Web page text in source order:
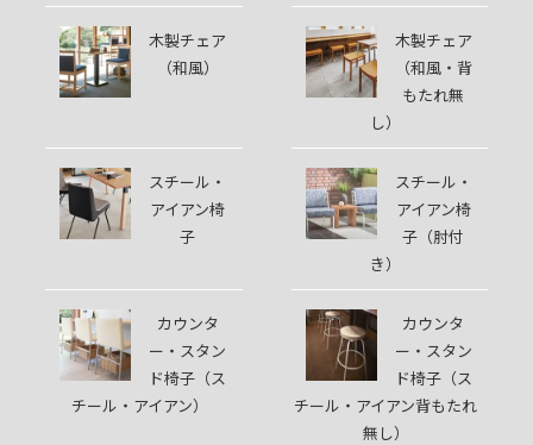
木製チェア
（和風）
木製チェア
（和風・背
もたれ無
し）
スチール・
アイアン椅
子
スチール・
アイアン椅
子（肘付
き）
カウンタ
ー・スタン
ド椅子（ス
チール・アイアン）
カウンタ
ー・スタン
ド椅子（ス
チール・アイアン背もたれ
無し）